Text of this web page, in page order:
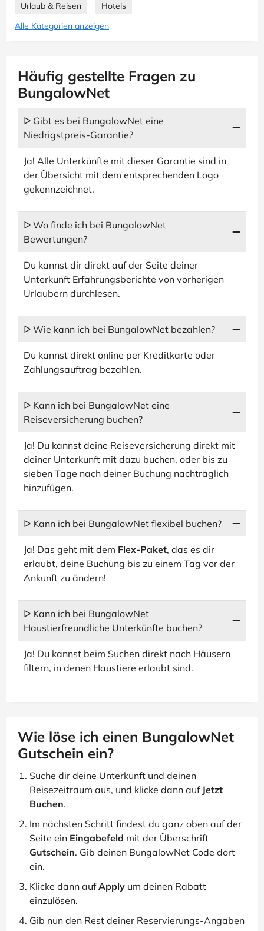
Urlaub & Reisen
Hotels
Alle Kategorien anzeigen
Häufig gestellte Fragen zu
BungalowNet
ᐅ Gibt es bei BungalowNet eine
Niedrigstpreis-Garantie?
Ja! Alle Unterkünfte mit dieser Garantie sind in
der Übersicht mit dem entsprechenden Logo
gekennzeichnet.
ᐅ Wo finde ich bei BungalowNet
Bewertungen?
Du kannst dir direkt auf der Seite deiner
Unterkunft Erfahrungsberichte von vorherigen
Urlaubern durchlesen.
ᐅ Wie kann ich bei BungalowNet bezahlen?
Du kannst direkt online per Kreditkarte oder
Zahlungsauftrag bezahlen.
ᐅ Kann ich bei BungalowNet eine
Reiseversicherung buchen?
Ja! Du kannst deine Reiseversicherung direkt mit
deiner Unterkunft mit dazu buchen, oder bis zu
sieben Tage nach deiner Buchung nachträglich
hinzufügen.
ᐅ Kann ich bei BungalowNet flexibel buchen?
Ja! Das geht mit dem Flex-Paket, das es dir
erlaubt, deine Buchung bis zu einem Tag vor der
Ankunft zu ändern!
ᐅ Kann ich bei BungalowNet
Haustierfreundliche Unterkünfte buchen?
Ja! Du kannst beim Suchen direkt nach Häusern
filtern, in denen Haustiere erlaubt sind.
Wie löse ich einen BungalowNet
Gutschein ein?
Suche dir deine Unterkunft und deinen
Reisezeitraum aus, und klicke dann auf Jetzt
Buchen.
Im nächsten Schritt findest du ganz oben auf der
Seite ein Eingabefeld mit der Überschrift
Gutschein. Gib deinen BungalowNet Code dort
ein.
Klicke dann aufApply um deinen Rabatt
einzulösen.
Gib nun den Rest deiner Reservierungs-Angaben